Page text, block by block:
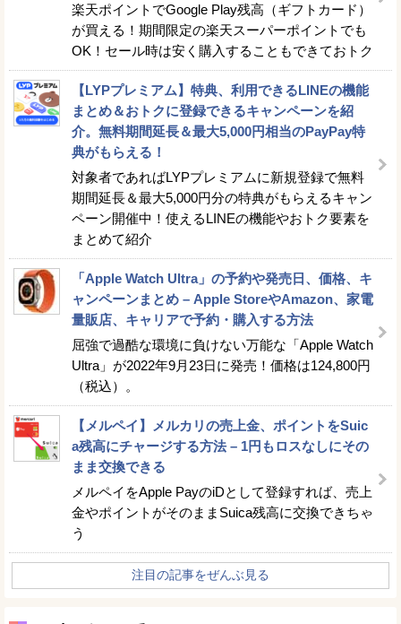
楽天ポイントでGoogle Play残高（ギフトカード）
が買える！期間限定の楽天スーパーポイントでも
OK！セール時は安く購入することもできておトク
【LYPプレミアム】特典、利用できるLINEの機能
まとめ＆おトクに登録できるキャンペーンを紹
介。無料期間延長＆最大5,000円相当のPayPay特
典がもらえる！
対象者であればLYPプレミアムに新規登録で無料
期間延長＆最大5,000円分の特典がもらえるキャン
ペーン開催中！使えるLINEの機能やおトク要素を
まとめて紹介
「Apple Watch Ultra」の予約や発売日、価格、キ
ャンペーンまとめ – Apple StoreやAmazon、家電
量販店、キャリアで予約・購入する方法
屈強で過酷な環境に負けない万能な「Apple Watch
Ultra」が2022年9月23日に発売！価格は124,800円
（税込）。
【メルペイ】メルカリの売上金、ポイントをSuic
a残高にチャージする方法 – 1円もロスなしにその
まま交換できる
メルペイをApple PayのiDとして登録すれば、売上
金やポイントがそのままSuica残高に交換できちゃ
う
注目の記事をぜんぶ見る